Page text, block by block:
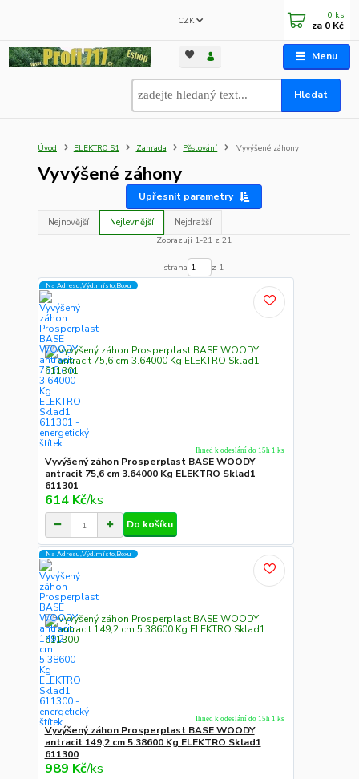
Menu
CZK
Hledat
0 ks
za 0 Kč
Úvod ELEKTRO S1 Zahrada Pěstování Vyvýšené záhony
Vyvýšené záhony
Upřesnit parametry
Nejnovější Nejlevnější
Nejdražší
Zobrazuji 1-21 z 21
strana z 1
Na Adresu,Výd.místo,Boxu
Vyvýšený záhon Prosperplast BASE WOODY
antracit 75,6 cm 3.64000 Kg ELEKTRO Sklad1
611301
614 Kč/ks
Ihned k odeslání do 15h 1 ks
Do košíku
Na Adresu,Výd.místo,Boxu
Vyvýšený záhon Prosperplast BASE WOODY
antracit 149,2 cm 5.38600 Kg ELEKTRO Sklad1
611300
989 Kč/ks
Ihned k odeslání do 15h 1 ks